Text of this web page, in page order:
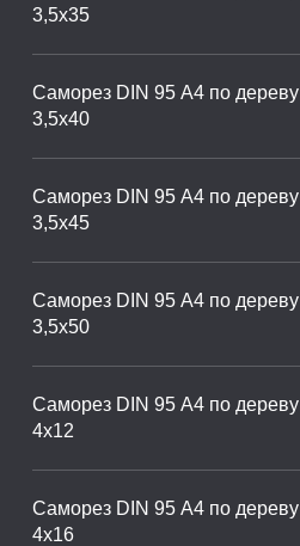
3,5х35
Саморез DIN 95 А4 по дереву
3,5х40
Саморез DIN 95 А4 по дереву
3,5х45
Саморез DIN 95 А4 по дереву
3,5х50
Саморез DIN 95 А4 по дереву
4х12
Саморез DIN 95 А4 по дереву
4х16